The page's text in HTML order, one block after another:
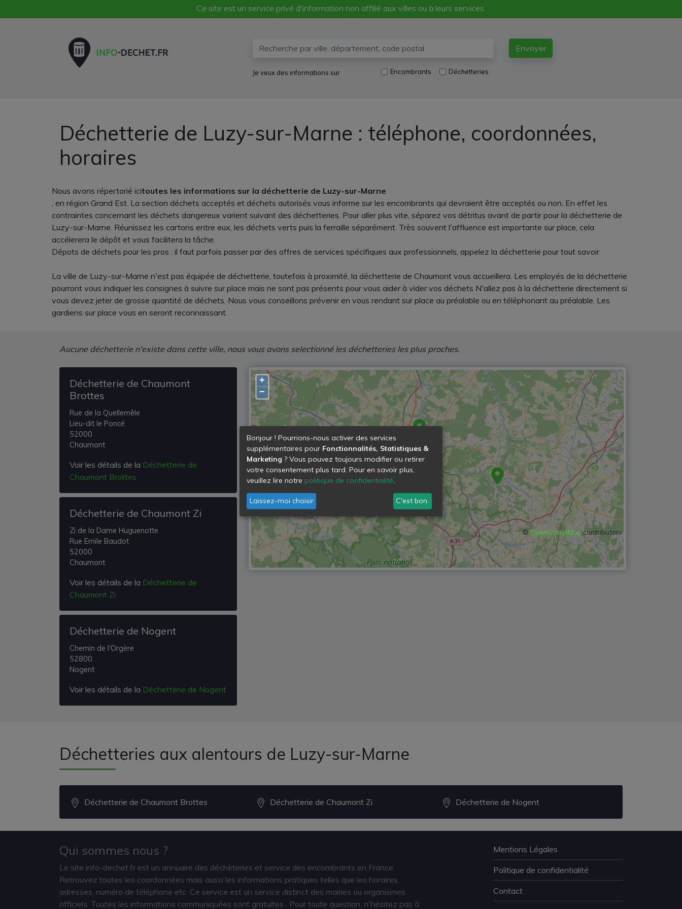
Ce site est un service privé d'information non affilié aux villes ou à leurs services.
Envoyer
Je veux des informations sur Encombrants Déchetteries
Déchetterie de Luzy-sur-Marne : téléphone, coordonnées,
horaires
Nous avons répertorié icitoutes les informations sur la déchetterie de Luzy-sur-Marne
, en région Grand Est. La section déchets acceptés et déchets autorisés vous informe sur les encombrants qui devraient être acceptés ou non. En effet les
contraintes concernant les déchets dangereux varient suivant des déchetteries. Pour aller plus vite, séparez vos détritus avant de partir pour la déchetterie de
Luzy-sur-Marne. Réunissez les cartons entre eux, les déchets verts puis la ferraille séparément. Très souvent l'affluence est importante sur place, cela
accélerera le dépôt et vous facilitera la tâche.
Dépots de déchets pour les pros : il faut parfois passer par des offres de services spécifiques aux professionnels, appelez la déchetterie pour tout savoir.
La ville de Luzy-sur-Marne n'est pas équipée de déchetterie, toutefois à proximité, la déchetterie de Chaumont vous accueillera. Les employés de la déchetterie
pourront vous indiquer les consignes à suivre sur place mais ne sont pas présents pour vous aider à vider vos déchets N'allez pas à la déchetterie directement si
vous devez jeter de grosse quantité de déchets. Nous vous conseillons prévenir en vous rendant sur place au préalable ou en téléphonant au préalable. Les
gardiens sur place vous en seront reconnaissant.
Aucune déchetterie n'existe dans cette ville, nous vous avons selectionné les déchetteries les plus proches.
Déchetterie de Chaumont
Brottes
Rue de la Quellemêle
Lieu-dit le Poncé
52000
Chaumont
Voir les détails de la Déchetterie de
Chaumont Brottes
Déchetterie de Chaumont Zi
Zi de la Dame Huguenotte
Rue Emile Baudot
52000
Chaumont
Voir les détails de la Déchetterie de
Chaumont Zi
Déchetterie de Nogent
Chemin de l'Orgère
52800
Nogent
Voir les détails de la Déchetterie de Nogent
+
−
©OpenStreetMapcontributors
Déchetteries aux alentours de Luzy-sur-Marne
Déchetterie de Chaumont Brottes Déchetterie de Chaumont Zi Déchetterie de Nogent
Qui sommes nous ?
Le site info-dechet.fr est un annuaire des déchèteries et service des encombrants en France.
Retrouvez toutes les coordonnées mais aussi les informations pratiques telles que les horaires,
adresses, numéro de téléphone etc. Ce service est un service distinct des mairies ou organismes
officiels. Toutes les informations communiquées sont gratuites . Pour toute question, n'hésitez pas à
Mentions Légales
Politique de confidentialité
Contact
Bonjour ! Pourrions-nous activer des services
supplémentaires pour Fonctionnalités, Statistiques &
Marketing ? Vous pouvez toujours modifier ou retirer
votre consentement plus tard. Pour en savoir plus,
veuillez lire notre politique de confidentialité.
Laissez-moi choisir C'est bon.